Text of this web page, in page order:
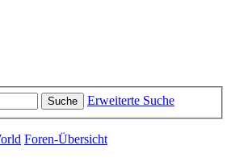
Suche Erweiterte Suche
Foren-Übersicht